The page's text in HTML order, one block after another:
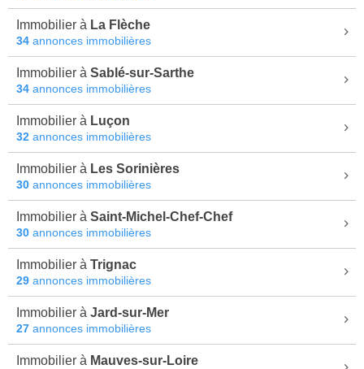
Immobilier à La Flèche
34 annonces immobilières
Immobilier à Sablé-sur-Sarthe
34 annonces immobilières
Immobilier à Luçon
32 annonces immobilières
Immobilier à Les Sorinières
30 annonces immobilières
Immobilier à Saint-Michel-Chef-Chef
30 annonces immobilières
Immobilier à Trignac
29 annonces immobilières
Immobilier à Jard-sur-Mer
27 annonces immobilières
Immobilier à Mauves-sur-Loire